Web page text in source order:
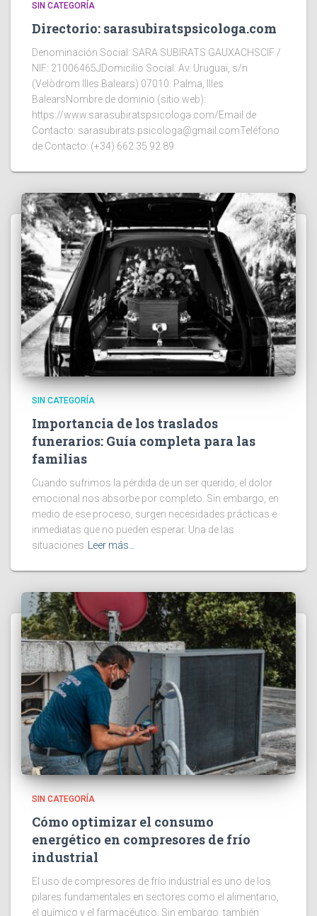
SIN CATEGORÍA
Directorio: sarasubiratspsicologa.com
Denominación Social: SARA SUBIRATS GAUXACHSCIF /
NIF: 21006465JDomicilio Social: Av. Uruguai, s/n
(Velòdrom Illes Balears) 07010. Palma, Illes
BalearsNombre de dominio (sitio web):
https://www.sarasubiratspsicologa.com/Email de
Contacto: sarasubirats.psicologa@gmail.comTeléfono
de Contacto: (+34) 662 35 92 89
SIN CATEGORÍA
Importancia de los traslados
funerarios: Guía completa para las
familias
Cuando sufrimos la pérdida de un ser querido, el dolor
emocional nos absorbe por completo. Sin embargo, en
medio de ese proceso, surgen necesidades prácticas e
inmediatas que no pueden esperar. Una de las
situaciones
Leer más…
SIN CATEGORÍA
Cómo optimizar el consumo
energético en compresores de frío
industrial
El uso de compresores de frío industrial es uno de los
pilares fundamentales en sectores como el alimentario,
el químico y el farmacéutico. Sin embargo, también